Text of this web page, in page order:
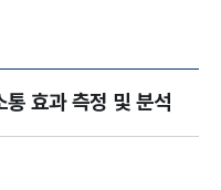
효과 측정 및 분석